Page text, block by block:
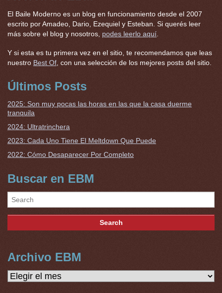
El Baile Moderno es un blog en funcionamiento desde el 2007
escrito por Amadeo, Dario, Ezequiel y Esteban. Si querés leer
más sobre el blog y nosotros, podes leerlo aquí
Y si esta es tu primera vez en el sitio, te recomendamos que leas
nuestro Best Of , con una selección de los mejores posts del sitio.
Últimos Posts
2025: Son muy pocas las horas en las que la casa duerme
tranquila
2024: Ultratrinchera
2023: Cada Uno Tiene El Meltdown Que Puede
2022: Cómo Desaparecer Por Completo
Buscar en EBM
Archivo EBM
Archivo
EBM